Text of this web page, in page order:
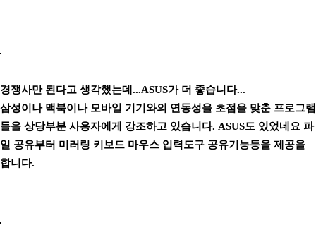
경쟁사만 된다고 생각했는데...ASUS가 더 좋습니다...
삼성이나 맥북이나 모바일 기기와의 연동성을 초점을 맞춘 프로그램
들을 상당부분 사용자에게 강조하고 있습니다. ASUS도 있었네요 파
일 공유부터 미러링 키보드 마우스 입력도구 공유기능등을 제공을
합니다.